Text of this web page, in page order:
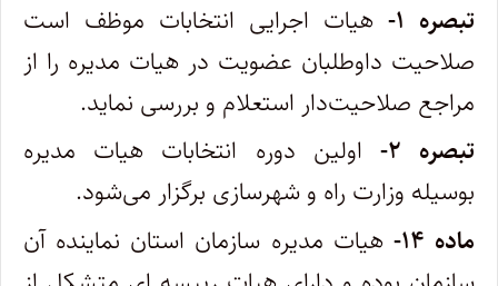
تبصره ۱-
هیات اجرایی انتخابات موظف است
صلاحیت داوطلبان عضویت در هیات مدیره را از
مراجع صلاحیت‌دار استعلام و بررسی نماید.
تبصره ۲-
اولین دوره انتخابات هیات مدیره
بوسیله وزارت راه و شهرسازی برگزار می‌شود.
ماده ۱۴-
هیات مدیره سازمان استان نماینده آن